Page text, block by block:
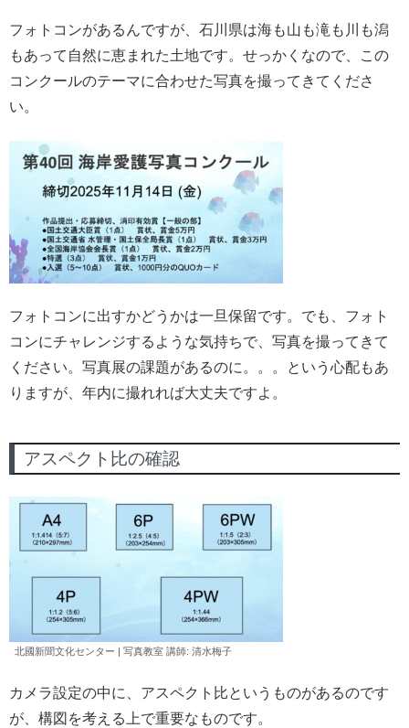
フォトコンがあるんですが、石川県は海も山も滝も川も潟
もあって自然に恵まれた土地です。せっかくなので、この
コンクールのテーマに合わせた写真を撮ってきてくださ
い。
フォトコンに出すかどうかは一旦保留です。でも、フォト
コンにチャレンジするような気持ちで、写真を撮ってきて
ください。写真展の課題があるのに。。。という心配もあ
りますが、年内に撮れれば大丈夫ですよ。
アスペクト比の確認
北國新聞文化センター | 写真教室 講師: 清水梅子
カメラ設定の中に、アスペクト比というものがあるのです
が、構図を考える上で重要なものです。